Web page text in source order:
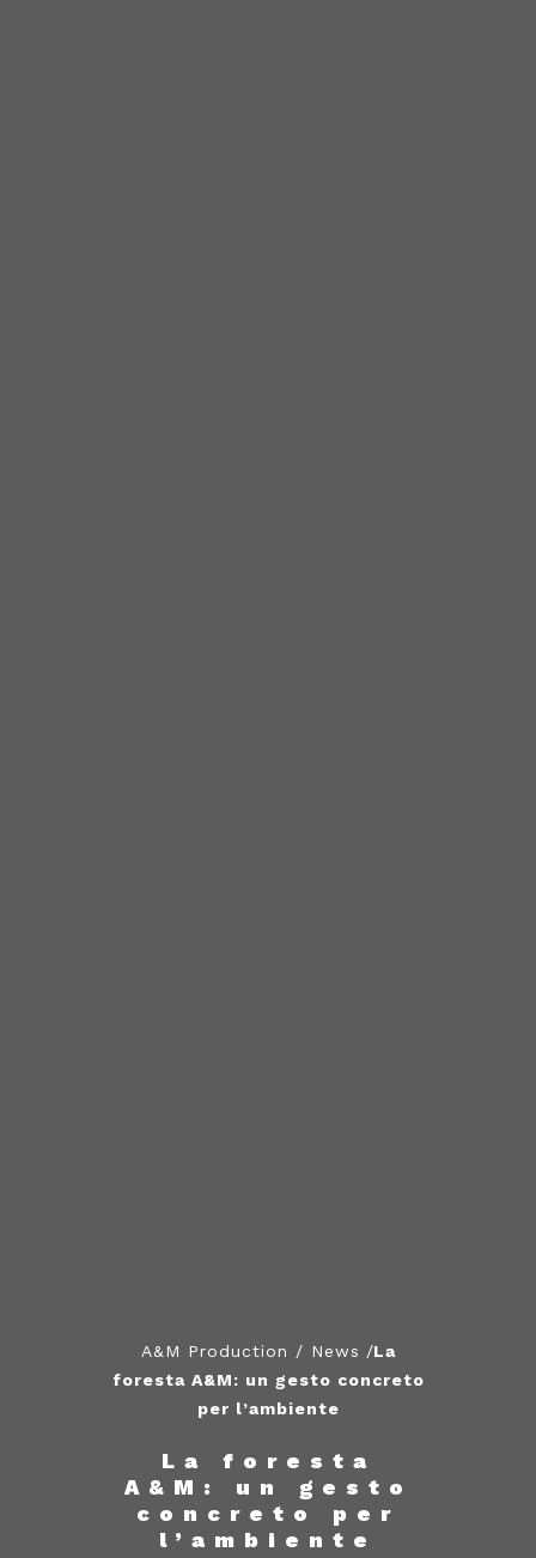
La foresta
A&M: un gesto
concreto per
l’ambiente
A&M Production / News /La
foresta A&M: un gesto concreto
per l’ambiente